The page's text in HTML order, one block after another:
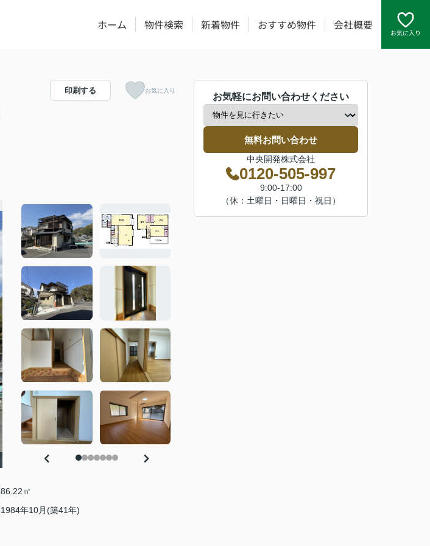
ホーム 物件検索 新着物件 おすすめ物件 会社概要
お気に入り
印刷する お気に入り
86.22㎡
1984年10月(築41年)
お気軽にお問い合わせください
無料お問い合わせ
中央開発株式会社
0120-505-997
9:00-17:00
（休：土曜日・日曜日・祝日）